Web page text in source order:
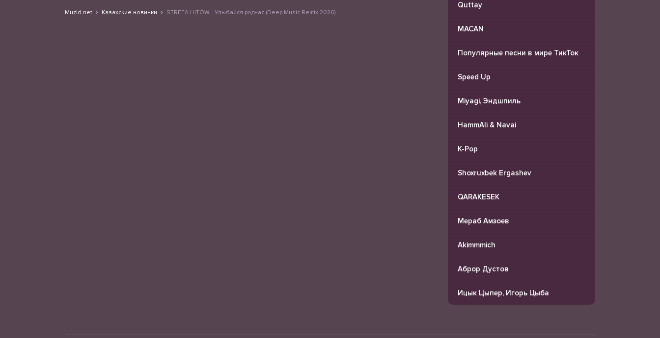
Muzid.net Казахские новинки STREFA HITÓW - Улыбайся родная (Deep Music Remix 2026)
Quttay
MACAN
Популярные песни в мире ТикТок
Speed Up
Miyagi, Эндшпиль
HammAli & Navai
K-Pop
Shoxruxbek Ergashev
QARAKESEK
Мераб Амзоев
Akimmmich
Аброр Дустов
Ицык Цыпер, Игорь Цыба